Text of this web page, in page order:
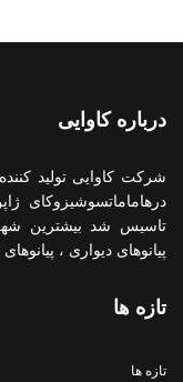
درباره کاوایی
شرکت کاوایی تولید
تاسیس شد بیشترین
پیانوهای دیواری ،
تازه ها
تازه ها